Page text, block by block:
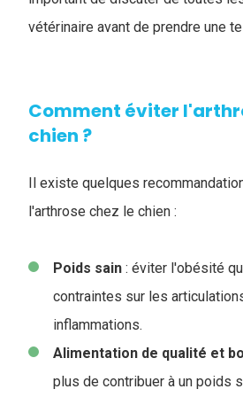
vétérinaire avant de prendre une
Comment éviter
chien ?
Il existe quelques
l'arthrose chez le chien :
Poids sain : éviter l'obésité
contraintes sur les
inflammations.
Alimentation de qualité et
plus de contribuer à un poids